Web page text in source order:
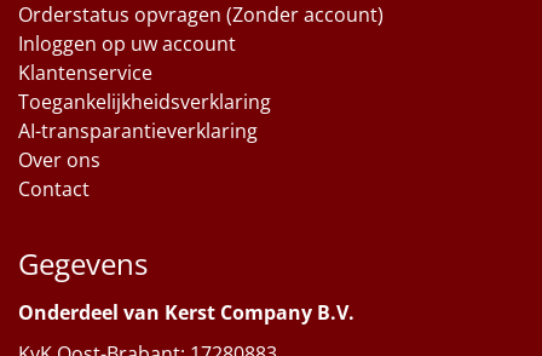
Per stuk
Alle overige
Orderstatus opvragen (Zonder account)
Inloggen op uw account
Klantenservice
Toegankelijkheidsverklaring
AI-transparantieverklaring
Over ons
Contact
Gegevens
Onderdeel van Kerst Company B.V.